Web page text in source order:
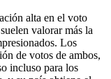
alta en el voto
valorar más la
Los
de votos de ambos,
incluso para los